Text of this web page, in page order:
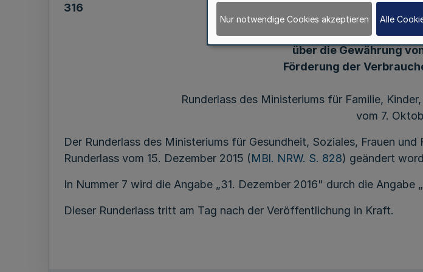
316
über die Gewährung
Förderung der
Runderlass des Ministeriums für Familie,
vom 7.
Der Runderlass des Ministeriums für Gesundheit, Soziales, Frauen
Runderlass vom 15. Dezember 2015 (MBl. NRW. S. 828) geändert
In Nummer 7 wird die Angabe „31. Dezember 2016" durch die Angabe
Dieser Runderlass tritt am Tag nach der Veröffentlichung in Kraft.
Nur notwendige Cookies akzeptieren Alle